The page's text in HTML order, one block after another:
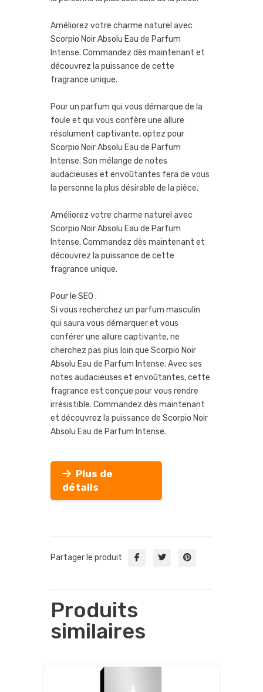
Améliorez votre charme naturel avec
Scorpio Noir Absolu Eau de Parfum
Intense. Commandez dès maintenant et
découvrez la puissance de cette
fragrance unique.
Pour un parfum qui vous démarque de la
foule et qui vous confère une allure
résolument captivante, optez pour
Scorpio Noir Absolu Eau de Parfum
Intense. Son mélange de notes
audacieuses et envoûtantes fera de vous
la personne la plus désirable de la pièce.
Améliorez votre charme naturel avec
Scorpio Noir Absolu Eau de Parfum
Intense. Commandez dès maintenant et
découvrez la puissance de cette
fragrance unique.
Pour le SEO :
Si vous recherchez un parfum masculin
qui saura vous démarquer et vous
conférer une allure captivante, ne
cherchez pas plus loin que Scorpio Noir
Absolu Eau de Parfum Intense. Avec ses
notes audacieuses et envoûtantes, cette
fragrance est conçue pour vous rendre
irrésistible. Commandez dès maintenant
et découvrez la puissance de Scorpio Noir
Absolu Eau de Parfum Intense.
Plus de
détails
Partager le produit
Produits
similaires